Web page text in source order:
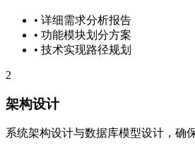
• 详细需求分析报告
• 功能模块划分方案
• 技术实现路径规划
2
架构设计
系统架构设计与数据库模型设计，确